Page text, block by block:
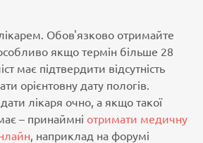
лікарем. Обов'язково отримайте
якщо термін більше 28
має підтвердити відсутність
орієнтовну дату пологів.
лікаря очно, а якщо такої
– принаймні отримати медичну
, наприклад на форумі